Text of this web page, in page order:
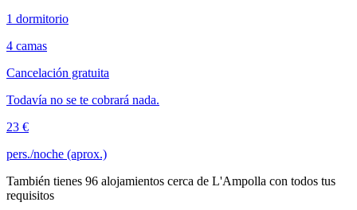
1 dormitorio
4 camas
Cancelación gratuita
Todavía no se te cobrará nada.
23 €
pers./noche (aprox.)
También tienes 96 alojamientos cerca de L'Ampolla con todos tus
requisitos